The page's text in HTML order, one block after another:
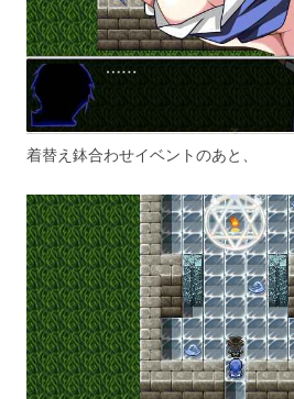
着替え鉢合わせイベントのあと、